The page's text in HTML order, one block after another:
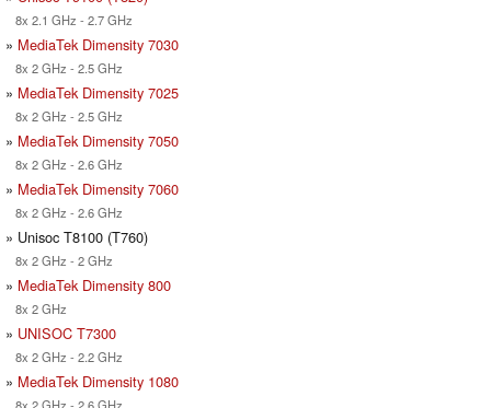
8x 2.1 GHz - 2.7 GHz
» MediaTek Dimensity 7030
8x 2 GHz - 2.5 GHz
» MediaTek Dimensity 7025
8x 2 GHz - 2.5 GHz
» MediaTek Dimensity 7050
8x 2 GHz - 2.6 GHz
» MediaTek Dimensity 7060
8x 2 GHz - 2.6 GHz
» Unisoc T8100 (T760)
8x 2 GHz - 2 GHz
» MediaTek Dimensity 800
8x 2 GHz
» UNISOC T7300
8x 2 GHz - 2.2 GHz
» MediaTek Dimensity 1080
8x 2 GHz - 2.6 GHz